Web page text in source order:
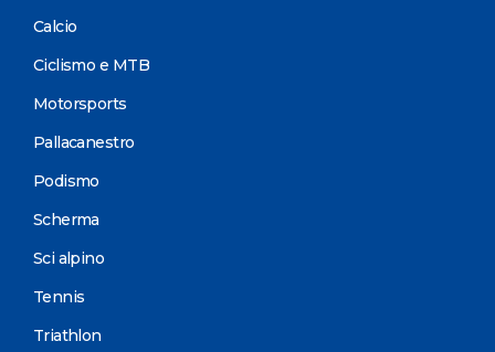
Calcio
Ciclismo e MTB
Motorsports
Pallacanestro
Podismo
Scherma
Sci alpino
Tennis
Triathlon